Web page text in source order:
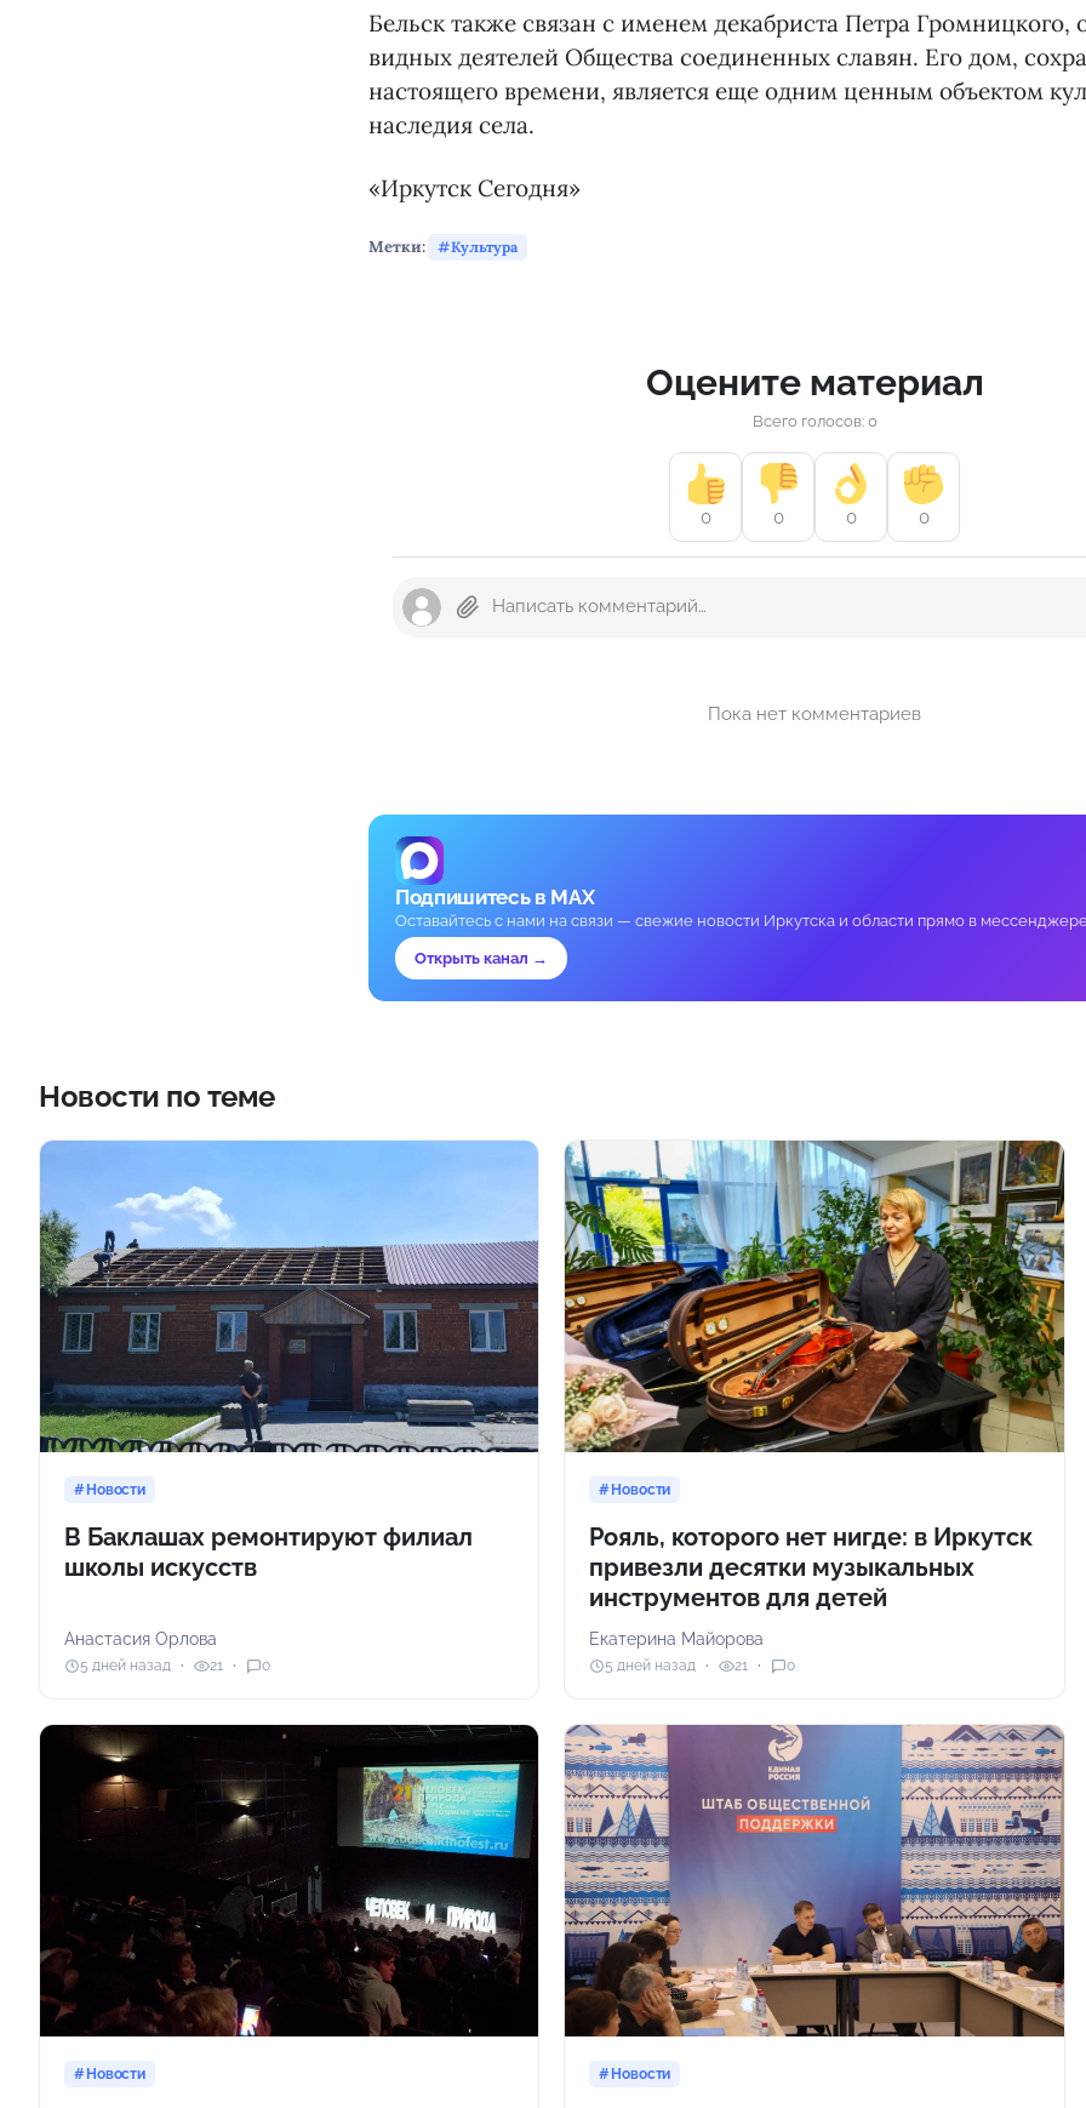
Бельск также связан с именем декабриста Петра Громницкого,
видных деятелей Общества соединенных славян. Его дом,
настоящего времени, является еще одним ценным объектом
наследия села.
«Иркутск Сегодня»
Метки: Культура
Оцените материал
Всего голосов: 0
0 0 0 0
Пока нет комментариев
Подпишитесь в MAX
Оставайтесь с нами на связи — свежие новости Иркутска и области прямо в
Открыть канал →
Новости по теме
Новости
В Баклашах ремонтируют филиал
школы искусств
Анастасия Орлова
5 дней назад 21 0
Новости
Рояль, которого нет нигде: в Иркутск
привезли десятки музыкальных
инструментов для детей
Екатерина Майорова
5 дней назад 21 0
Новости Новости